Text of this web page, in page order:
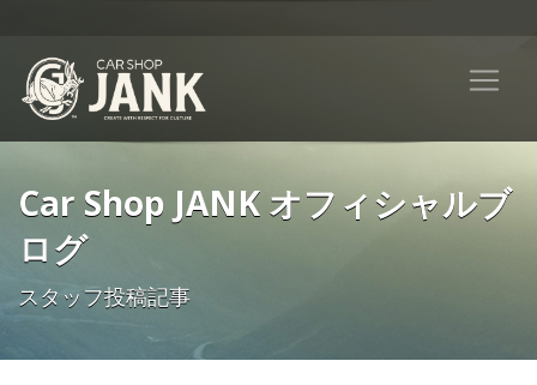
Car Shop JANK オフィシャルブ
ログ
スタッフ投稿記事